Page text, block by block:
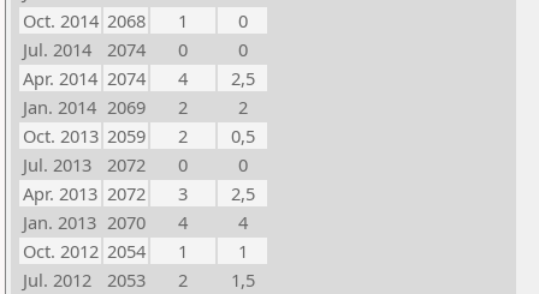
Oct. 2014 2068 1
0
Jul. 2014
2074 0
0
Apr. 2014 2074 4
2,5
Jan. 2014 2069 2
2
Oct. 2013 2059 2
0,5
Jul. 2013
2072 0
0
Apr. 2013 2072 3
2,5
Jan. 2013 2070 4
4
Oct. 2012 2054 1
1
Jul. 2012
2053 2
1,5